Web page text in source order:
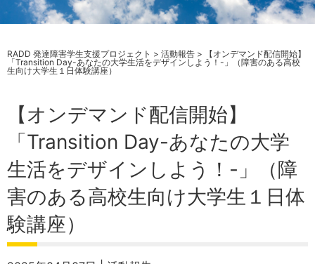
RADD 発達障害学生支援プロジェクト > 活動報告 >
【オンデマンド配信開始】
「Transition Day-あなたの大学生活をデザインしよう！-」（障害のある高校
生向け大学生１日体験講座）
【オンデマンド配信開始】
「Transition Day-あなたの大学
生活をデザインしよう！-」（障
害のある高校生向け大学生１日体
験講座）